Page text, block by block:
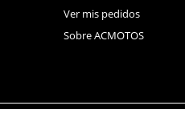
Ver mis pedidos
Sobre ACMOTOS